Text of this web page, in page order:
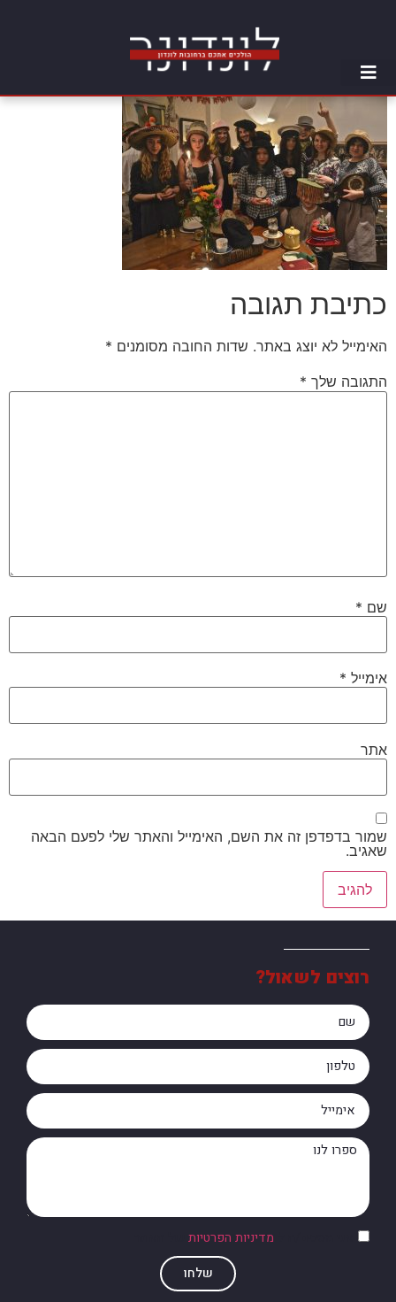
כתיבת תגובה
האימייל לא יוצג באתר. שדות החובה מסומנים *
התגובה שלך *
שם *
אימייל *
אתר
שמור בדפדפן זה את השם, האימייל והאתר שלי לפעם הבאה
שאגיב.
רוצים לשאול?
מדיניות הפרטיות
שלחו